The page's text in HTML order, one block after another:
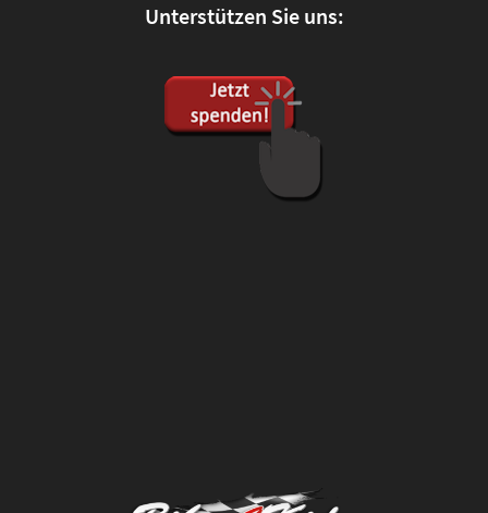
Unterstützen Sie uns: